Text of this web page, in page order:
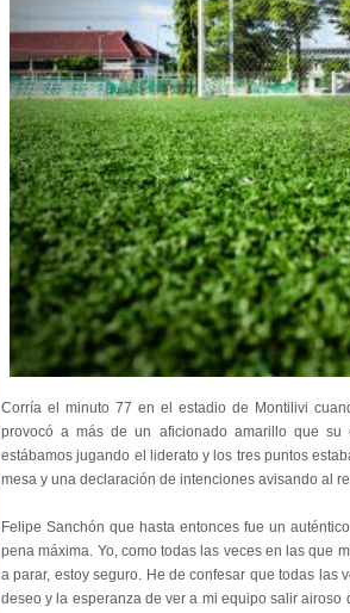
Corría el minuto 77 en el estadio de Montilivi
provocó a más de un aficionado amarillo que
estábamos jugando el liderato y los tres puntos
mesa y una declaración de intenciones avisando al
Felipe Sanchón que hasta entonces fue un
pena máxima. Yo, como todas las veces en las que
a parar, estoy seguro. He de confesar que todas las
deseo y la esperanza de ver a mi equipo salir